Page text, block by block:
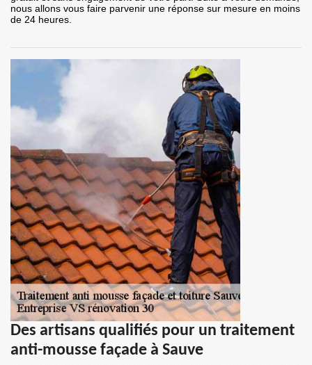
nous allons vous faire parvenir une réponse sur mesure en moins
de 24 heures.
Des artisans qualifiés pour un traitement
anti-mousse façade à Sauve